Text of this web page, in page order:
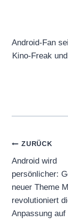
Android-Fan
Kino-Freak
ZURÜCK
Android wird
persönlicher:
neuer Theme
revolutioniert
Anpassung auf